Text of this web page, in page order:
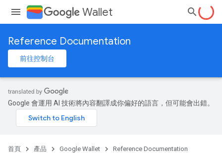
Wallet
Reference Documentation
前往控制台
Google 會運用 AI 技術將內容翻譯成你偏好的語言，但可能會出錯。
首頁 產品 Google Wallet Reference Documentation